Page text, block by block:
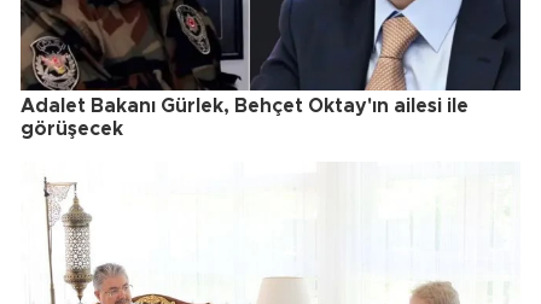
Adalet Bakanı Gürlek, Behçet Oktay'ın ailesi ile
görüşecek